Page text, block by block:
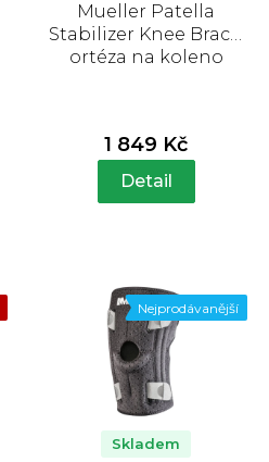
Mueller Patella
Stabilizer Knee Brace,
ortéza na koleno
1 849 Kč
Detail
Nejprodávanější
Skladem